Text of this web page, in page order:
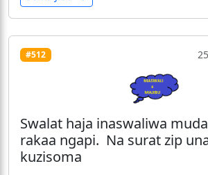
#512
Swalat haja inaswaliwa
rakaa ngapi. Na surat zip
kuzisoma